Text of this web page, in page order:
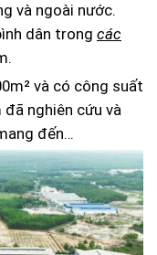
và ngoài nước.
dân trong các
và có công suất
nghiên cứu và
đến…